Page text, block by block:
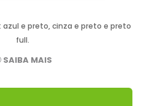
azul e preto, cinza e preto e preto
full.
SAIBA MAIS